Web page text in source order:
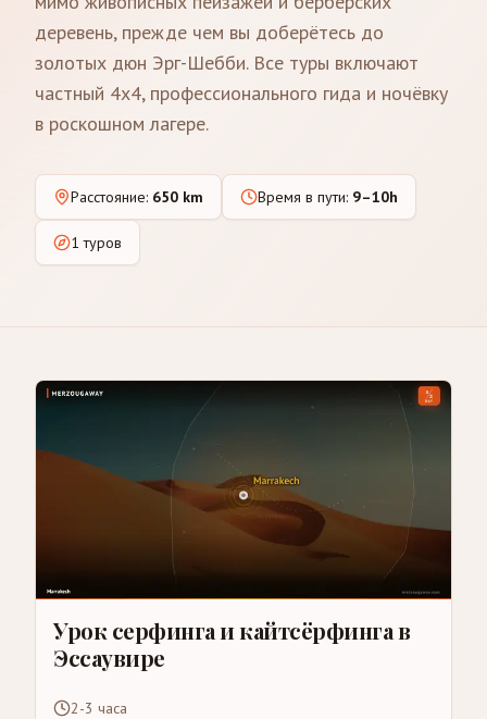
деревень, прежде чем вы доберётесь до
золотых дюн Эрг-Шебби. Все туры включают
частный 4x4, профессионального гида и ночёвку
в роскошном лагере.
Расстояние: 650 km Время в пути: 9–10h
1 туров
Урок серфинга и кайтсёрфинга в
Эссаувире
2-3 часа